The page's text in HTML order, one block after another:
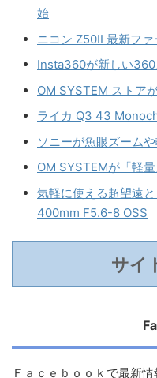
始
ニコン Z50II 最新フ
Insta360が新しい
OM SYSTEM ストア
ライカ Q3 43
ソニーが魚眼ズーム
OM SYSTEMが「軽
気軽に使える超望遠
400mm F5.6-8 OSS
サイ
Ｆａｃｅｂｏｏｋで最新